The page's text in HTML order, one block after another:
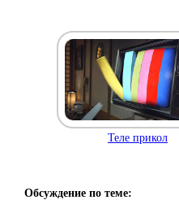
Теле прикол
Обсуждение по теме: